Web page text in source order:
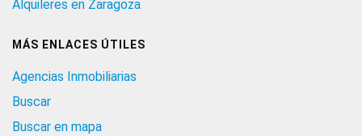
Alquileres en Zaragoza
MÁS ENLACES ÚTILES
Agencias Inmobiliarias
Buscar
Buscar en mapa